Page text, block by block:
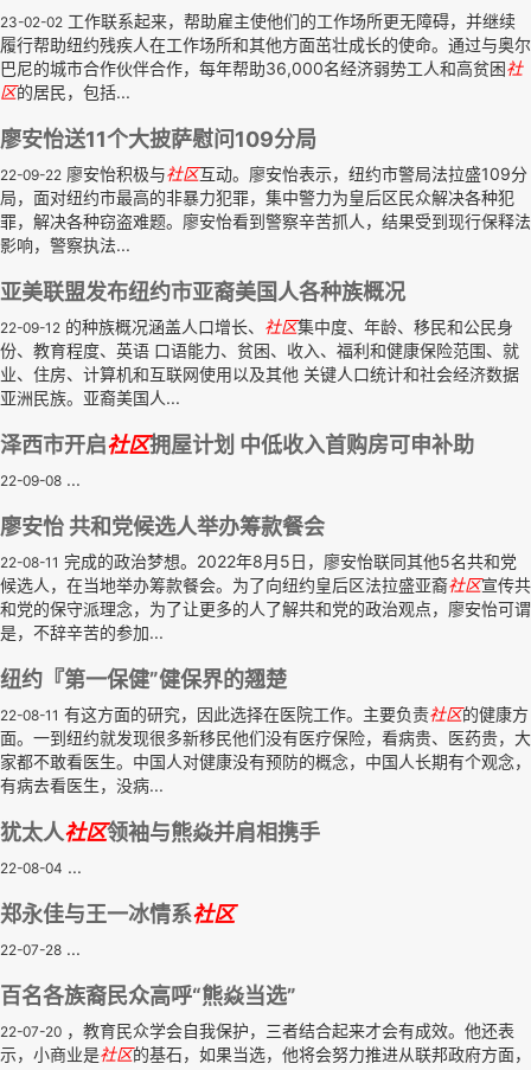
23-02-02 工作联系起来，帮助雇主使他们的工作场所更无障碍，并继续
履行帮助纽约残疾人在工作场所和其他方面茁壮成长的使命。通过与奥尔
巴尼的城市合作伙伴合作，每年帮助36,000名经济弱势工人和高贫困社
区的居民，包括...
廖安怡送11个大披萨慰问109分局
22-09-22 廖安怡积极与社区互动。廖安怡表示，纽约市警局法拉盛109分
局，面对纽约市最高的非暴力犯罪，集中警力为皇后区民众解决各种犯
罪，解决各种窃盗难题。廖安怡看到警察辛苦抓人，结果受到现行保释法
影响，警察执法...
亚美联盟发布纽约市亚裔美国人各种族概况
22-09-12 的种族概况涵盖人口增长、 社区集中度、年龄、移民和公民身
份、教育程度、英语 口语能力、贫困、收入、福利和健康保险范围、就
业、住房、计算机和互联网使用以及其他 关键人口统计和社会经济数据
亚洲民族。亚裔美国人...
泽西市开启社区拥屋计划 中低收入首购房可申补助
22-09-08 ...
廖安怡 共和党候选人举办筹款餐会
22-08-11 完成的政治梦想。2022年8月5日，廖安怡联同其他5名共和党
候选人，在当地举办筹款餐会。为了向纽约皇后区法拉盛亚裔社区宣传共
和党的保守派理念，为了让更多的人了解共和党的政治观点，廖安怡可谓
是，不辞辛苦的参加...
纽约『第一保健”健保界的翘楚
22-08-11 有这方面的研究，因此选择在医院工作。主要负责社区的健康方
面。一到纽约就发现很多新移民他们没有医疗保险，看病贵、医药贵，大
家都不敢看医生。中国人对健康没有预防的概念，中国人长期有个观念，
有病去看医生，没病...
犹太人社区领袖与熊焱并肩相携手
22-08-04 ...
郑永佳与王一冰情系社区
22-07-28 ...
百名各族裔民众高呼“熊焱当选”
22-07-20 ，教育民众学会自我保护，三者结合起来才会有成效。他还表
示，小商业是社区的基石，如果当选，他将会努力推进从联邦政府方面，